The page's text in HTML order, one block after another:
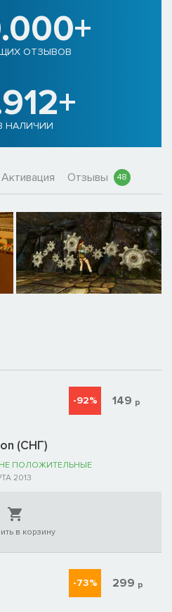
ОТЗЫВОВ
НАЛИЧИИ
Активация Отзывы 48
(СНГ)
ПОЛОЖИТЕЛЬНЫЕ
2013
-92% 149 р
в корзину
-73% 299 р